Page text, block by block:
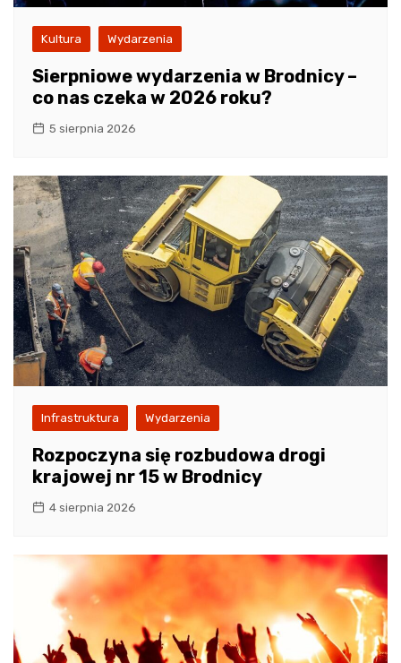
Kultura Wydarzenia
Sierpniowe wydarzenia w Brodnicy –
co nas czeka w 2026 roku?
5 sierpnia 2026
Infrastruktura Wydarzenia
Rozpoczyna się rozbudowa drogi
krajowej nr 15 w Brodnicy
4 sierpnia 2026